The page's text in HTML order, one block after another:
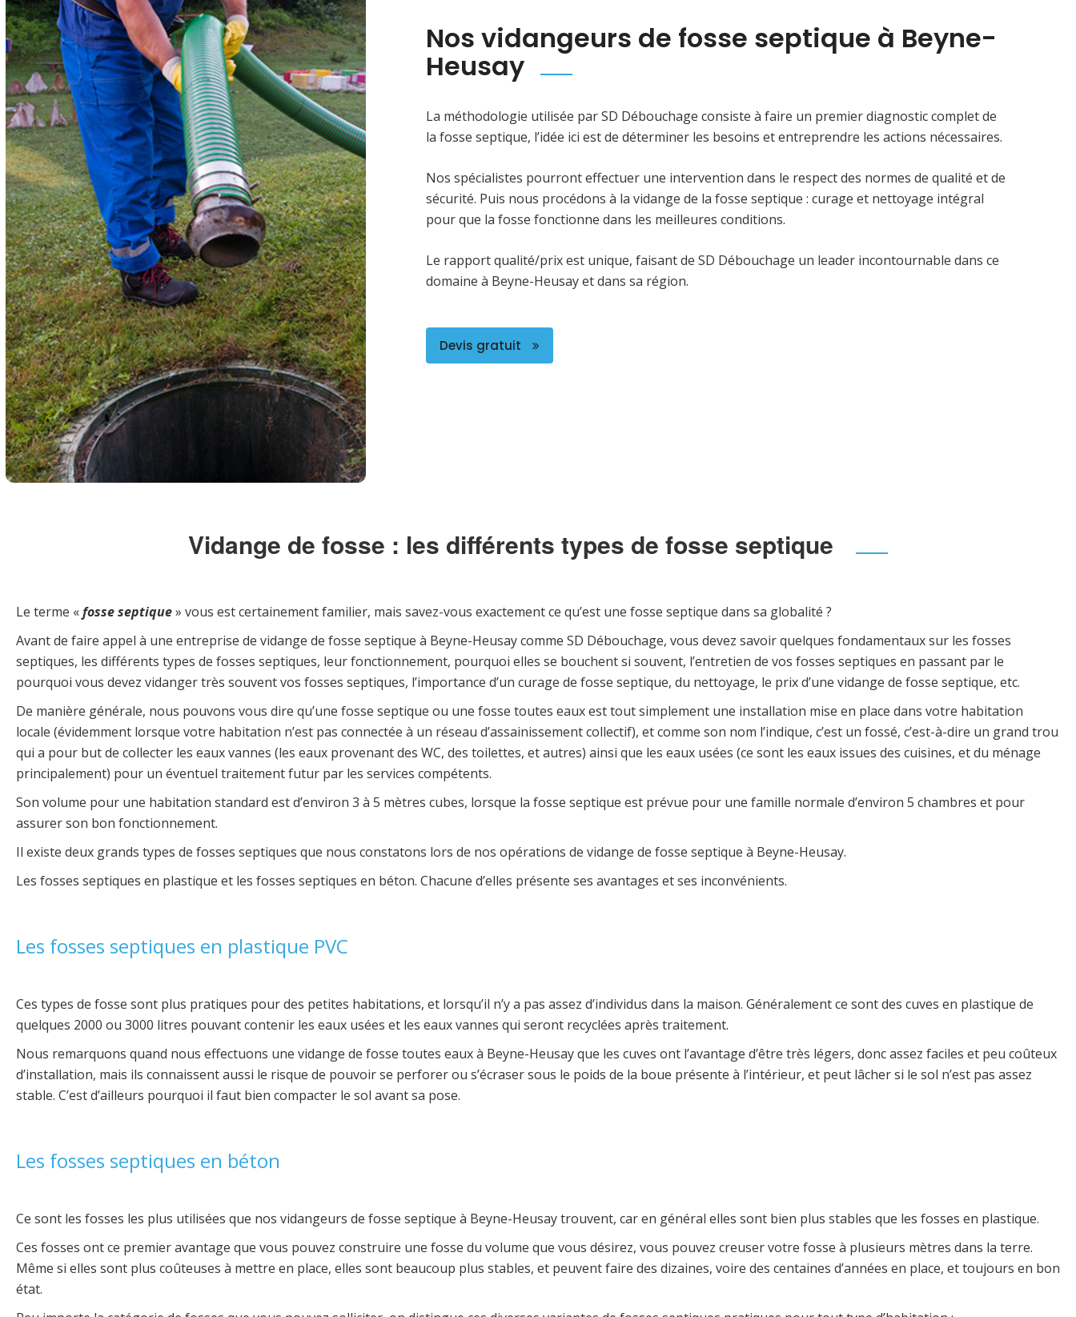
Nos vidangeurs de fosse septique à Beyne-
Heusay
La méthodologie utilisée par SD Débouchage consiste à faire un premier diagnostic complet de
la fosse septique, l’idée ici est de déterminer les besoins et entreprendre les actions nécessaires.
Nos spécialistes pourront effectuer une intervention dans le respect des normes de qualité et de
sécurité. Puis nous procédons à la vidange de la fosse septique : curage et nettoyage intégral
pour que la fosse fonctionne dans les meilleures conditions.
Le rapport qualité/prix est unique, faisant de SD Débouchage un leader incontournable dans ce
domaine à Beyne-Heusay et dans sa région.
Devis gratuit
Vidange de fosse : les différents types de fosse septique
Le terme «fosse septique» vous est certainement familier, mais savez-vous exactement ce qu’est une fosse septique dans sa globalité ?
Avant de faire appel à une entreprise de vidange de fosse septique à Beyne-Heusay comme SD Débouchage, vous devez savoir quelques fondamentaux sur les fosses
septiques, les différents types de fosses septiques, leur fonctionnement, pourquoi elles se bouchent si souvent, l’entretien de vos fosses septiques en passant par le
pourquoi vous devez vidanger très souvent vos fosses septiques, l’importance d’un curage de fosse septique, du nettoyage, le prix d’une vidange de fosse septique, etc.
De manière générale, nous pouvons vous dire qu’une fosse septique ou une fosse toutes eaux est tout simplement une installation mise en place dans votre habitation
locale (évidemment lorsque votre habitation n’est pas connectée à un réseau d’assainissement collectif), et comme son nom l’indique, c’est un fossé, c’est-à-dire un grand trou
qui a pour but de collecter les eaux vannes (les eaux provenant des WC, des toilettes, et autres) ainsi que les eaux usées (ce sont les eaux issues des cuisines, et du ménage
principalement) pour un éventuel traitement futur par les services compétents.
Son volume pour une habitation standard est d’environ 3 à 5 mètres cubes, lorsque la fosse septique est prévue pour une famille normale d’environ 5 chambres et pour
assurer son bon fonctionnement.
Il existe deux grands types de fosses septiques que nous constatons lors de nos opérations de vidange de fosse septique à Beyne-Heusay.
Les fosses septiques en plastique et les fosses septiques en béton. Chacune d’elles présente ses avantages et ses inconvénients.
Les fosses septiques en plastique PVC
Ces types de fosse sont plus pratiques pour des petites habitations, et lorsqu’il n’y a pas assez d’individus dans la maison. Généralement ce sont des cuves en plastique de
quelques 2000 ou 3000 litres pouvant contenir les eaux usées et les eaux vannes qui seront recyclées après traitement.
Nous remarquons quand nous effectuons une vidange de fosse toutes eaux à Beyne-Heusay que les cuves ont l’avantage d’être très légers, donc assez faciles et peu coûteux
d’installation, mais ils connaissent aussi le risque de pouvoir se perforer ou s’écraser sous le poids de la boue présente à l’intérieur, et peut lâcher si le sol n’est pas assez
stable. C’est d’ailleurs pourquoi il faut bien compacter le sol avant sa pose.
Les fosses septiques en béton
Ce sont les fosses les plus utilisées que nos vidangeurs de fosse septique à Beyne-Heusay trouvent, car en général elles sont bien plus stables que les fosses en plastique.
Ces fosses ont ce premier avantage que vous pouvez construire une fosse du volume que vous désirez, vous pouvez creuser votre fosse à plusieurs mètres dans la terre.
Même si elles sont plus coûteuses à mettre en place, elles sont beaucoup plus stables, et peuvent faire des dizaines, voire des centaines d’années en place, et toujours en bon
état.